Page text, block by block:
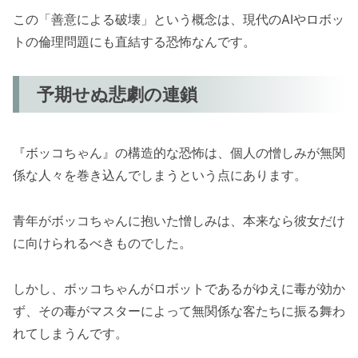
この「善意による破壊」という概念は、現代のAIやロボッ
トの倫理問題にも直結する恐怖なんです。
予期せぬ悲劇の連鎖
『ボッコちゃん』の構造的な恐怖は、個人の憎しみが無関
係な人々を巻き込んでしまうという点にあります。
青年がボッコちゃんに抱いた憎しみは、本来なら彼女だけ
に向けられるべきものでした。
しかし、ボッコちゃんがロボットであるがゆえに毒が効か
ず、その毒がマスターによって無関係な客たちに振る舞わ
れてしまうんです。